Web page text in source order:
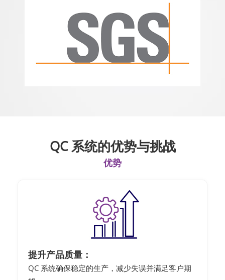
QC 系统的优势与挑战
优势
提升产品质量：
QC 系统确保稳定的生产，减少失误并满足客户期